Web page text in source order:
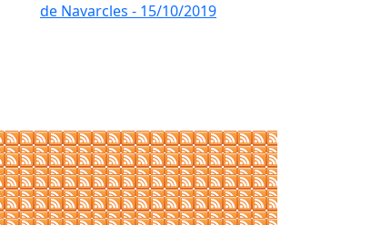
de Navarcles - 15/10/2019